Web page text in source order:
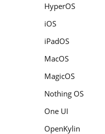
HyperOS
iOS
iPadOS
MacOS
MagicOS
Nothing OS
One UI
OpenKylin